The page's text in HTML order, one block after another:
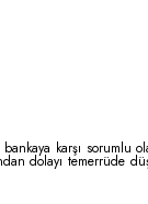
karşı sorumlu
dolayı temerrüde